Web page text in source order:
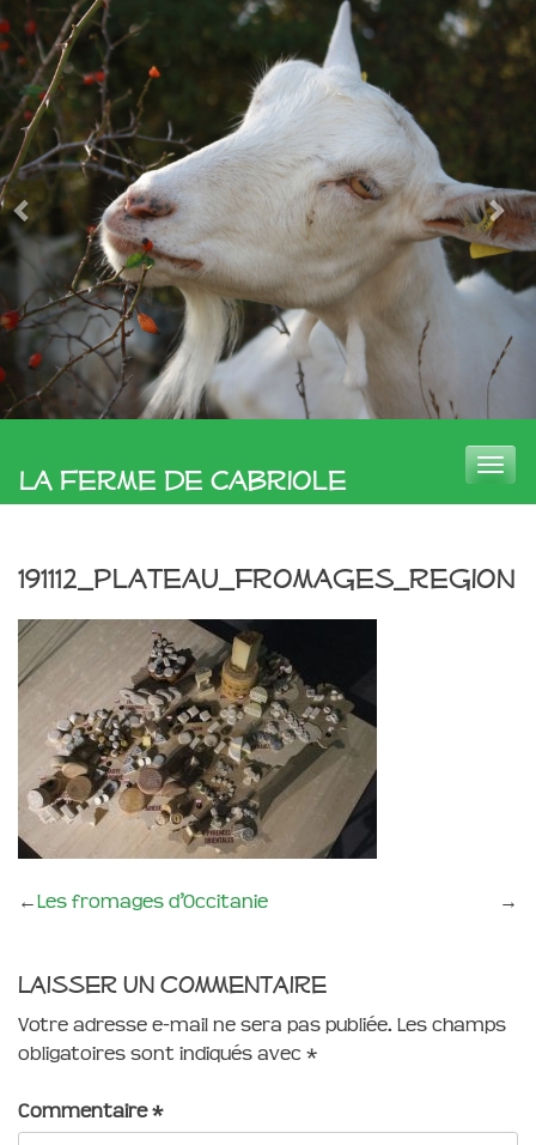
La Ferme de Cabriole
Toggle
191112_plateau_fromages_region
←Les fromages d’Occitanie →
Laisser un commentaire
Votre adresse e-mail ne sera pas publiée. Les champs
obligatoires sont indiqués avec *
Commentaire*